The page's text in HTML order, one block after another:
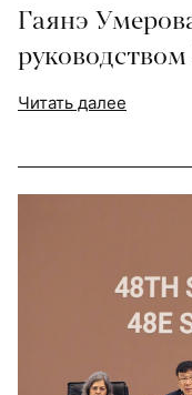
Гаянэ
Читать далее